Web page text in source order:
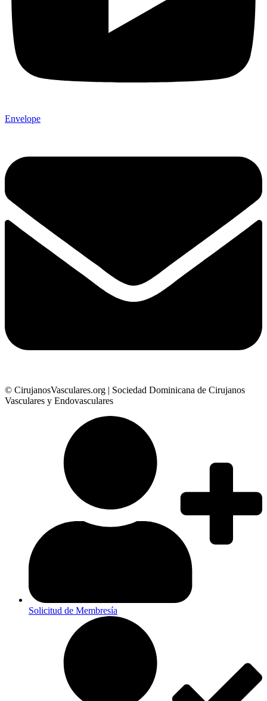
Envelope
© CirujanosVasculares.org | Sociedad Dominicana de Cirujanos
Vasculares y Endovasculares
Solicitud de Membresía